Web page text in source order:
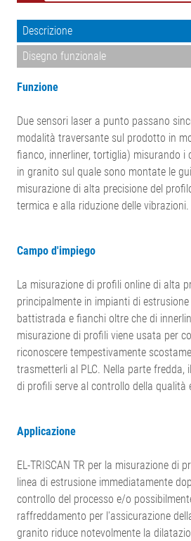
Descrizione
Disegno funzionale
Funzione
Due sensori laser a punto passano
modalità traversante sul prodotto in
fianco, innerliner, tortiglia) misurando i
in granito sul quale sono montate le
misurazione di alta precisione del
termica e alla riduzione delle vibrazioni.
Campo d'impiego
La misurazione di profili online di alta
principalmente in impianti di
battistrada e fianchi oltre che di
misurazione di profili viene usata per
riconoscere tempestivamente
trasmetterli al PLC. Nella parte fredda,
di profili serve al controllo della qualità
Applicazione
EL-TRISCAN TR per la misurazione di
linea di estrusione immediatamente
controllo del processo e/o
raffreddamento per l'assicurazione
granito riduce notevolmente la